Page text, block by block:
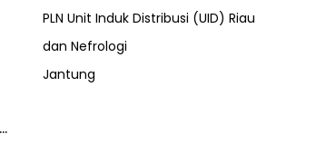
PLN Unit Induk Distribusi (UID) Riau
dan Nefrologi
Jantung